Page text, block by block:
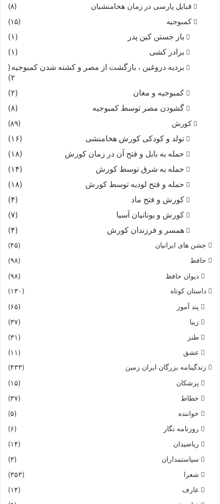
قبایل پارسی در زمان هخامنشیان
(۸)
کمبوجیه
(۱۵)
باز جستن کین پدر
(۱)
برادر کشی
(۱)
بردیه دروغین ، بازگشت از مصر و کشته شدن کمبوجیه (
۲)
کمبوجیه و مغان
(۲)
گشودن مصر توسط کمبوجیه
(۸)
کورش
(۸۹)
تولد و کودکی کورش هخامنشی
(۱۶)
حمله به بابل و فتح آن در زمان کورش
(۱۸)
حمله به شرق توسط کورش
(۱۴)
حمله و فتح لودیه توسط کورش
(۱۸)
کورش و فتح ماد
(۴)
کورش و یونانیان آسیا
(۷)
همسر و فرزندان کورش
(۴)
جشن های ایرانیان
(۴۵)
حافظ
(۹۸)
دیوان حافظ (۹۸)
داستان کوتاه (۱۳۰)
پند آموز
(۶۵)
زیبا
(۳۷)
طنز
(۳۱)
عشق
(۱۱)
زندگینامه بزرگان ایران زمین (۴۳۳)
پزشکان
(۱۵)
خطاط
(۳۷)
خواننده
(۵)
روزنامه نگار
(۶)
ریاضیدان
(۱۴)
سیاستمداران
(۳)
شعرا
(۳۵۳)
عارف
(۱۴)